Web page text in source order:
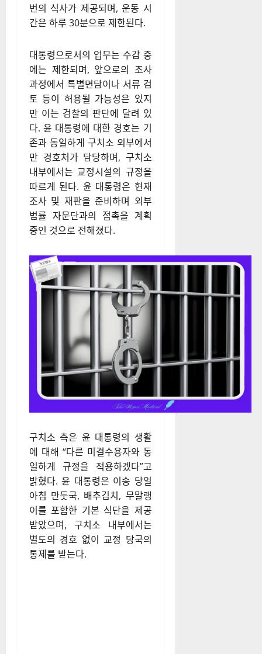
시작됐으며, 대통령 경호는 구
치소 외곽에서만 이루어진다.
서 생활하게 되는데, 윤 대통령
이 배정받은 방은 약 3평(9.9㎡)
크기로, 내부에는 간이 침대와
세면대, 변기만이 마련되어 있
다. 구치소 규정에 따라 하루 두
번의 식사가 제공되며, 운동 시
간은 하루 30분으로 제한된다.
대통령으로서의 업무는 수감 중
에는 제한되며, 앞으로의 조사
과정에서 특별면담이나 서류 검
토 등이 허용될 가능성은 있지
만 이는 검찰의 판단에 달려 있
존과 동일하게 구치소 외부에서
만 경호처가 담당하며, 구치소
내부에서는 교정시설의 규정을
따르게 된다. 윤 대통령은 현재
조사 및 재판을 준비하며 외부
법률 자문단과의 접촉을 계획
중인 것으로 전해졌다.
구치소 측은 윤 대통령의 생활